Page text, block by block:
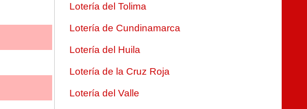
Lotería del Tolima
Lotería de Cundinamarca
Lotería del Huila
Lotería de la Cruz Roja
Lotería del Valle